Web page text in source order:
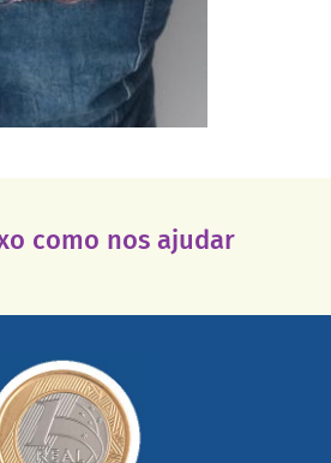
como nos ajudar
saiba mais